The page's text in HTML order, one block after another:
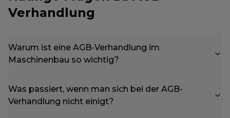
Verhandlung
Warum ist eine AGB-Verhandlung im
Maschinenbau so wichtig?
Was passiert, wenn man sich bei der AGB-
Verhandlung nicht einigt?